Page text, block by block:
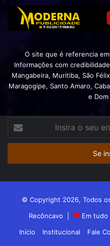
O site que é referencia
Informações com
Mangabeira, Muritiba, São
Maragogipe, Santo Amaro,
e
seu
de
© Copyright 2026, Todos
Recôncavo |
Em
Início
Institucional Fale